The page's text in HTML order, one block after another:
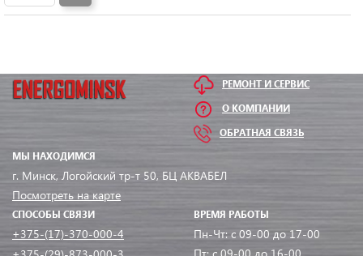
РЕМОНТ И СЕРВИС
О КОМПАНИИ
ОБРАТНАЯ СВЯЗЬ
МЫ НАХОДИМСЯ
г. Минск, Логойский тр-т 50, БЦ АКВАБЕЛ
Посмотреть на карте
СПОСОБЫ СВЯЗИ
+375-(17)-370-000-4
ВРЕМЯ РАБОТЫ
Пн-Чт: с 09-00 до 17-00